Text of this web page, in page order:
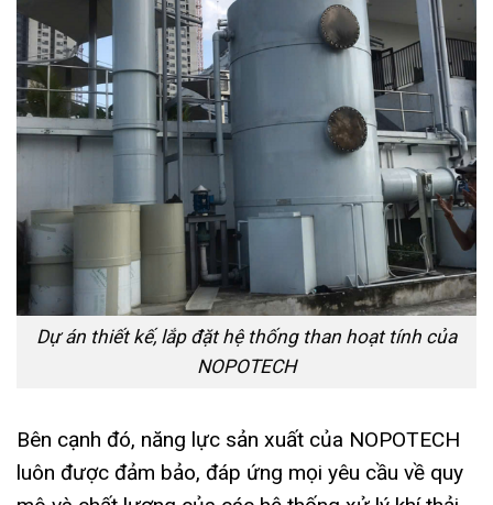
Dự án thiết kế, lắp đặt hệ thống than hoạt tính của
NOPOTECH
Bên cạnh đó, năng lực sản xuất của NOPOTECH
luôn được đảm bảo, đáp ứng mọi yêu cầu về quy